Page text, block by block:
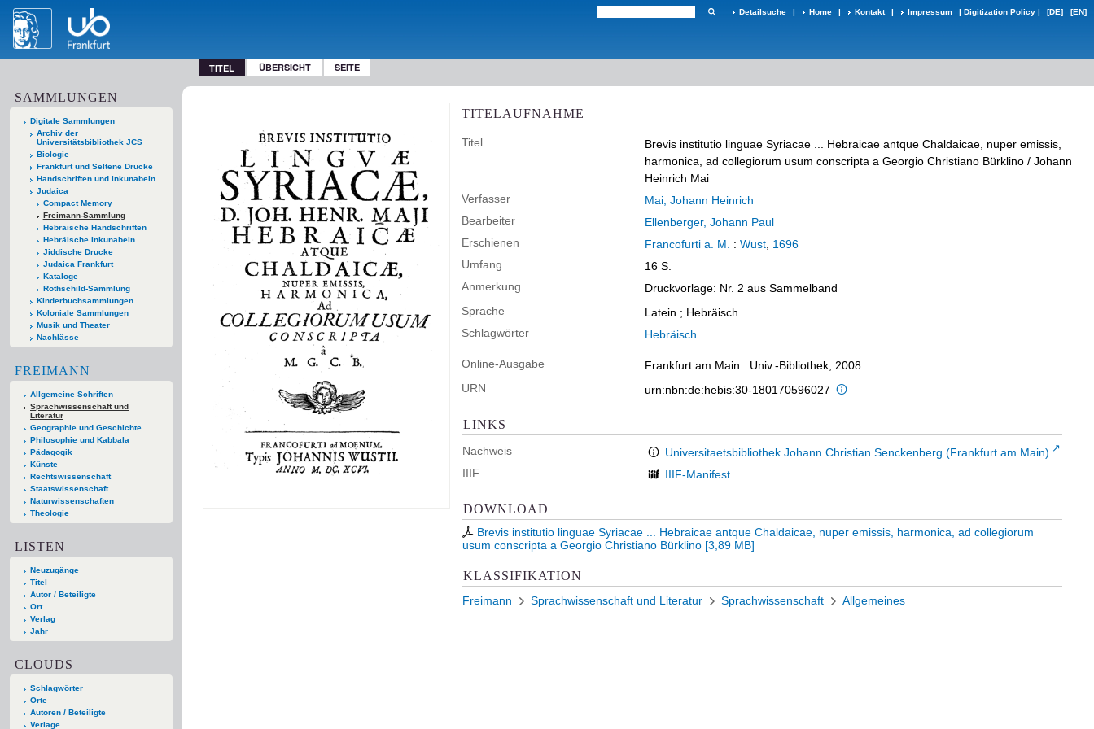
Detailsuche | Home | Kontakt | Impressum | Digitization Policy | [DE] [EN]
TITEL ÜBERSICHT SEITE
SAMMLUNGEN
Digitale Sammlungen
Archiv der
Universitätsbibliothek JCS
Biologie
Frankfurt und Seltene Drucke
Handschriften und Inkunabeln
Judaica
Compact Memory
Freimann-Sammlung
Hebräische Handschriften
Hebräische Inkunabeln
Jiddische Drucke
Judaica Frankfurt
Kataloge
Rothschild-Sammlung
Kinderbuchsammlungen
Koloniale Sammlungen
Musik und Theater
Nachlässe
FREIMANN
Allgemeine Schriften
Sprachwissenschaft und
Literatur
Geographie und Geschichte
Philosophie und Kabbala
Pädagogik
Künste
Rechtswissenschaft
Staatswissenschaft
Naturwissenschaften
Theologie
LISTEN
Neuzugänge
Titel
Autor / Beteiligte
Ort
Verlag
Jahr
CLOUDS
Schlagwörter
Orte
Autoren / Beteiligte
Verlage
TITELAUFNAHME
Titel
Brevis institutio linguae Syriacae ... Hebraicae antque Chaldaicae, nuper emissis,
harmonica, ad collegiorum usum conscripta a Georgio Christiano Bürklino / Johann
Heinrich Mai
Verfasser
Mai, Johann Heinrich
Bearbeiter
Ellenberger, Johann Paul
Erschienen
Francofurti a. M. : Wust 1696
Umfang
16 S.
Anmerkung
Druckvorlage: Nr. 2 aus Sammelband
Sprache
Latein ; Hebräisch
Schlagwörter
Hebräisch
Online-Ausgabe
Frankfurt am Main : Univ.-Bibliothek, 2008
URN
urn:nbn:de:hebis:30-180170596027
LINKS
Nachweis
Universitaetsbibliothek Johann Christian Senckenberg (Frankfurt am Main)
IIIF
IIIF-Manifest
DOWNLOAD
Brevis institutio linguae Syriacae ... Hebraicae antque Chaldaicae, nuper emissis, harmonica, ad collegiorum
usum conscripta a Georgio Christiano Bürklino [3,89 MB]
KLASSIFIKATION
Freimann Sprachwissenschaft und Literatur Sprachwissenschaft Allgemeines